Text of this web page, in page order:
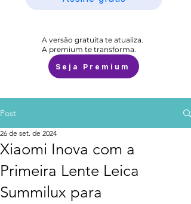
A versão gratuita te atualiza.
A premium te transforma.
Seja Premium
Post
Xiaomi Inova com a
Primeira Lente Leica
Summilux para
26 de set. de 2024